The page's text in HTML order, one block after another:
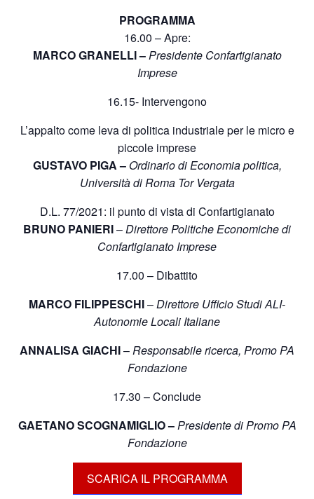
PROGRAMMA
16.00 – Apre:
MARCO GRANELLI –Presidente Confartigianato
Imprese
16.15- Intervengono
L’appalto come leva di politica industriale per le micro e
piccole imprese
GUSTAVO PIGA – Ordinario di Economia politica,
Università di Roma Tor Vergata
D.L. 77/2021: il punto di vista di Confartigianato
BRUNO PANIERI–Direttore Politiche Economiche di
Confartigianato Imprese
17.00 – Dibattito
MARCO FILIPPESCHI–Direttore Ufficio Studi ALI-
Autonomie Locali Italiane
ANNALISA GIACHI–Responsabile ricerca, Promo PA
Fondazione
17.30 – Conclude
GAETANO SCOGNAMIGLIO –Presidente di Promo PA
Fondazione
SCARICA IL PROGRAMMA